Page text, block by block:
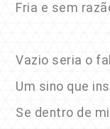
Fria e sem
Vazio seria o
Um sino que
Se dentro de